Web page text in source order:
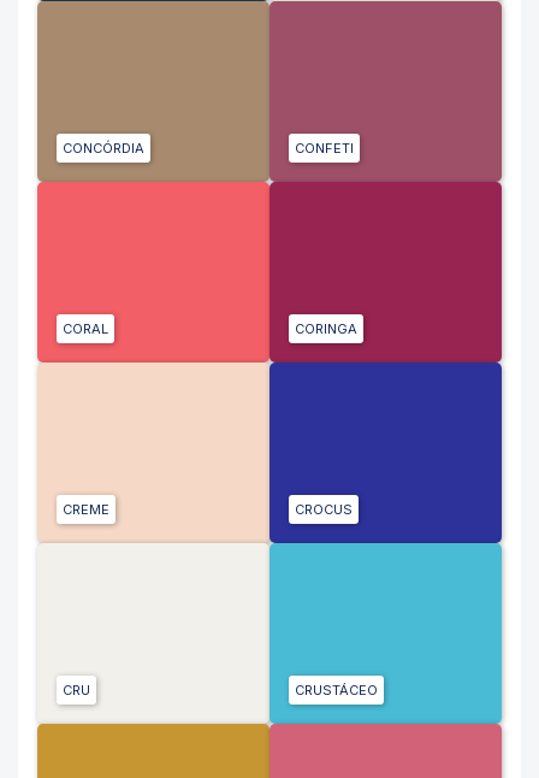
CONCÓRDIA CONFETI
CORAL CORINGA
CREME CROCUS
CRU CRUSTÁCEO